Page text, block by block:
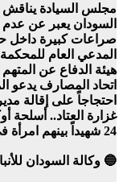
مجلس السيادة يناقش
السودان يعبر عن
صراعات كبيرة داخل
المدعي العام
هيئة الدفاع عن
اتحاد المصارف يدعو
احتجاجاً على إقالة
غزارة العتاد.. أسلحة
24 شهيداً بينهم امرأة في هجوم لمليشيا الدعم السريع على ريفي “الهدى”
🔵 وكالة السودان